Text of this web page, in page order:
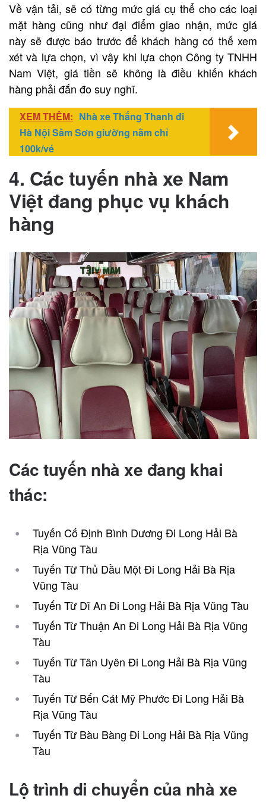
Về vận tải, sẽ có từng mức giá cụ thể cho các loại
mặt hàng cũng như đại điểm giao nhận, mức giá
này sẽ được báo trước để khách hàng có thế xem
xét và lựa chọn, vì vậy khi lựa chọn Công ty TNHH
Nam Việt, giá tiền sẽ không là điều khiến khách
hàng phải đắn đo suy nghĩ.
XEM THÊM: Nhà xe Thắng Thanh đi
Hà Nội Sầm Sơn giường nằm chỉ
100k/vé
4. Các tuyến nhà xe Nam
Việt đang phục vụ khách
hàng
Các tuyến nhà xe đang khai
thác:
Tuyến Cố Định Bình Dương Đi Long Hải Bà
Rịa Vũng Tàu
Tuyến Từ Thủ Dầu Một Đi Long Hải Bà Rịa
Vũng Tàu
Tuyến Từ Dĩ An Đi Long Hải Bà Rịa Vũng Tàu
Tuyến Từ Thuận An Đi Long Hải Bà Rịa Vũng
Tàu
Tuyến Từ Tân Uyên Đi Long Hải Bà Rịa Vũng
Tàu
Tuyến Từ Bến Cát Mỹ Phước Đi Long Hải Bà
Rịa Vũng Tàu
Tuyến Từ Bàu Bàng Đi Long Hải Bà Rịa Vũng
Tàu
Lộ trình di chuyển của nhà xe